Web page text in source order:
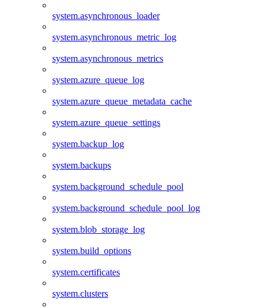
system.asynchronous_loader
system.asynchronous_metric_log
system.asynchronous_metrics
system.azure_queue_log
system.azure_queue_metadata_cache
system.azure_queue_settings
system.backup_log
system.backups
system.background_schedule_pool
system.background_schedule_pool_log
system.blob_storage_log
system.build_options
system.certificates
system.clusters